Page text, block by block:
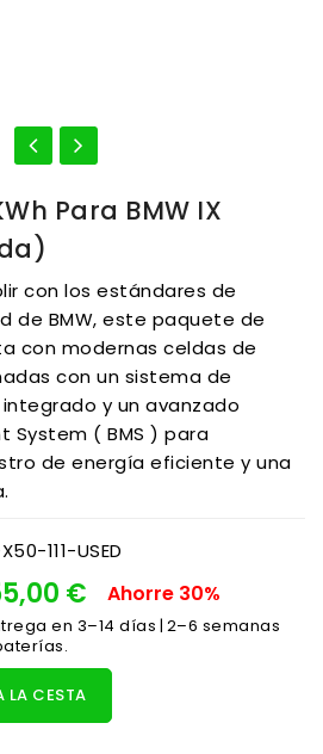
Para BMW IX
con los estándares de
de BMW, este paquete de
con modernas celdas de
con un sistema de
y un avanzado
System ( BMS ) para
de energía eficiente y una
111-USED
€ Ahorre 30%
en 3–14 días | 2–6 semanas
LA CESTA